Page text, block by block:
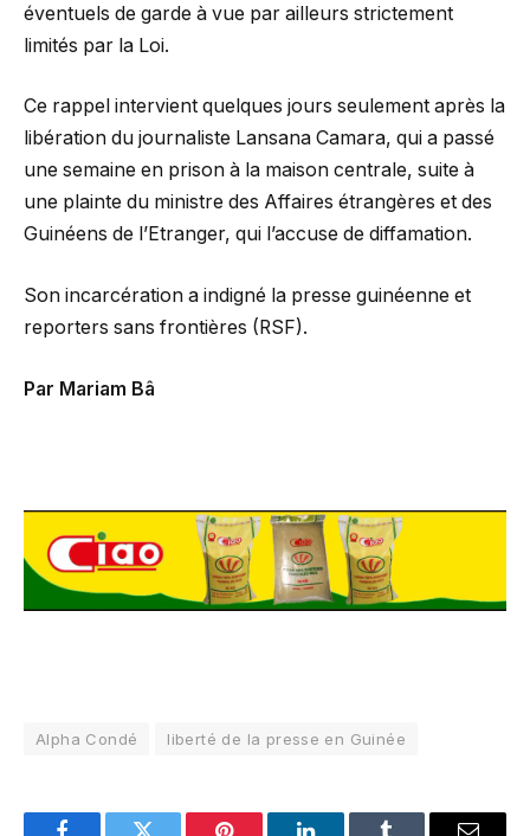
éventuels de garde à vue par ailleurs strictement
limités par la Loi.
Ce rappel intervient quelques jours seulement après la
libération du journaliste Lansana Camara, qui a passé
une semaine en prison à la maison centrale, suite à
une plainte du ministre des Affaires étrangères et des
Guinéens de l’Etranger, qui l’accuse de diffamation.
Son incarcération a indigné la presse guinéenne et
reporters sans frontières (RSF).
Par Mariam Bâ
Alpha Condé liberté de la presse en Guinée